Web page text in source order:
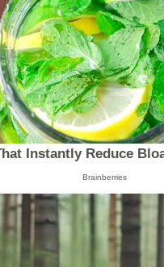
Instantly Reduce
Brainberries